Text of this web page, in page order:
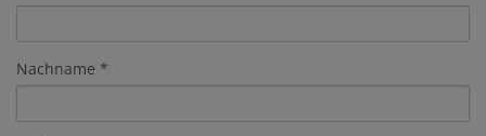
Nachname